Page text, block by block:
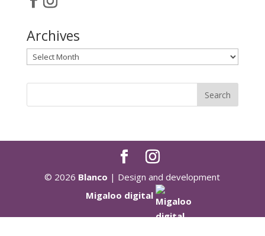
Archives
Archives
© 2026 Blanco | Design and development
Migaloo digital